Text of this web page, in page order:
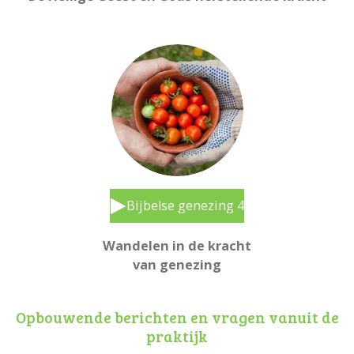
Bijbelse genezing 4
Wandelen in de kracht
van genezing
Opbouwende berichten en vragen vanuit de
praktijk